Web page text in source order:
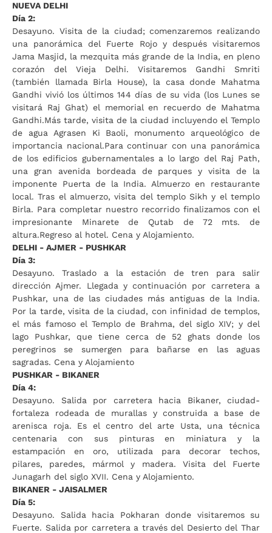
NUEVA DELHI
Día 2:
Desayuno. Visita de la ciudad; comenzaremos realizando
una panorámica del Fuerte Rojo y después visitaremos
Jama Masjid, la mezquita más grande de la India, en pleno
corazón del Vieja Delhi. Visitaremos Gandhi Smriti
(también llamada Birla House), la casa donde Mahatma
Gandhi vivió los últimos 144 días de su vida (los Lunes se
visitará Raj Ghat) el memorial en recuerdo de Mahatma
Gandhi.Más tarde, visita de la ciudad incluyendo el Templo
de agua Agrasen Ki Baoli, monumento arqueológico de
importancia nacional.Para continuar con una panorámica
de los edificios gubernamentales a lo largo del Raj Path,
una gran avenida bordeada de parques y visita de la
imponente Puerta de la India. Almuerzo en restaurante
local. Tras el almuerzo, visita del templo Sikh y el templo
Birla. Para completar nuestro recorrido finalizamos con el
impresionante Minarete de Qutab de 72 mts. de
altura.Regreso al hotel. Cena y Alojamiento.
DELHI - AJMER - PUSHKAR
Día 3:
Desayuno. Traslado a la estación de tren para salir
dirección Ajmer. Llegada y continuación por carretera a
Pushkar, una de las ciudades más antiguas de la India.
Por la tarde, visita de la ciudad, con infinidad de templos,
el más famoso el Templo de Brahma, del siglo XIV; y del
lago Pushkar, que tiene cerca de 52 ghats donde los
peregrinos se sumergen para bañarse en las aguas
sagradas. Cena y Alojamiento
PUSHKAR - BIKANER
Día 4:
Desayuno. Salida por carretera hacia Bikaner, ciudad-
fortaleza rodeada de murallas y construida a base de
arenisca roja. Es el centro del arte Usta, una técnica
centenaria con sus pinturas en miniatura y la
estampación en oro, utilizada para decorar techos,
pilares, paredes, mármol y madera. Visita del Fuerte
Junagarh del siglo XVII. Cena y Alojamiento.
BIKANER - JAISALMER
Día 5:
Desayuno. Salida hacia Pokharan donde visitaremos su
Fuerte. Salida por carretera a través del Desierto del Thar